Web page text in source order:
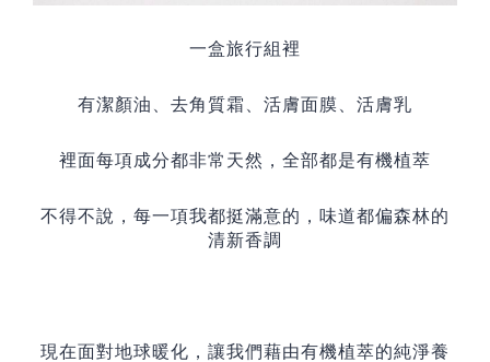
一盒旅行組裡
有潔顏油、去角質霜、活膚面膜、活膚乳
裡面每項成分都非常天然，全部都是有機植萃
不得不說，每一項我都挺滿意的，味道都偏森林的
清新香調
現在面對地球暖化，讓我們藉由有機植萃的純淨養